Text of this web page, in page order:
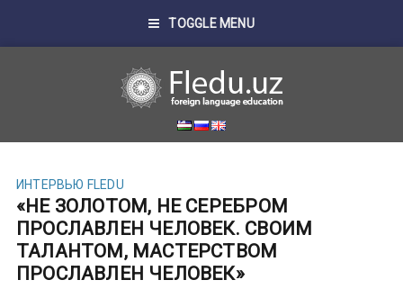
TOGGLE MENU
ИНТЕРВЬЮ FLEDU
«НЕ ЗОЛОТОМ, НЕ СЕРЕБРОМ
ПРОСЛАВЛЕН ЧЕЛОВЕК. СВОИМ
ТАЛАНТОМ, МАСТЕРСТВОМ
ПРОСЛАВЛЕН ЧЕЛОВЕК»